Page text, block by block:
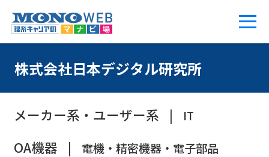
株式会社日本デジタル研究所
メーカー系・ユーザー系 IT
OA機器 電機・精密機器・電子部品